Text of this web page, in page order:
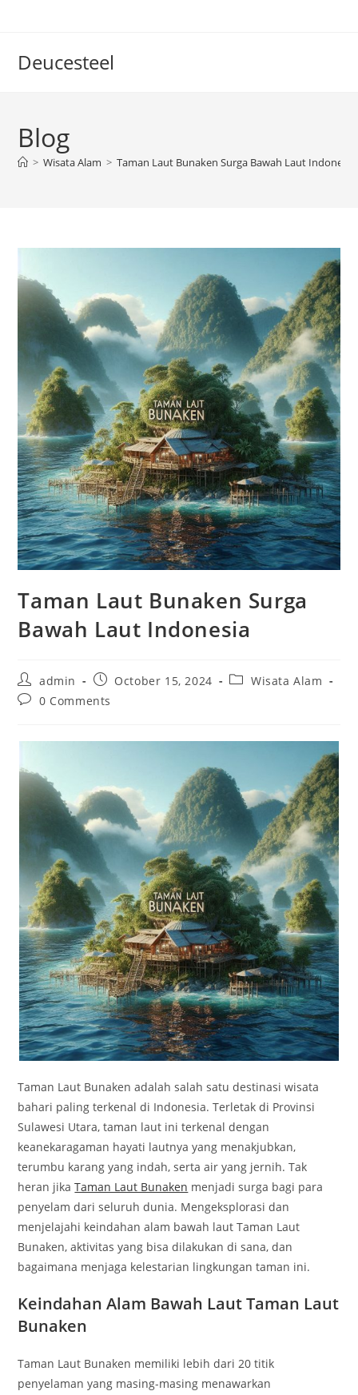
Deucesteel
Blog
> Wisata Alam > Taman Laut Bunaken Surga Bawah Laut Indonesia
Taman Laut Bunaken Surga
Bawah Laut Indonesia
Post
author:
admin
Post
published:
October 15, 2024
PostWisata Alam
Post0 Comments
Taman Laut Bunaken adalah salah satu destinasi wisata
bahari paling terkenal di Indonesia. Terletak di Provinsi
Sulawesi Utara, taman laut ini terkenal dengan
keanekaragaman hayati lautnya yang menakjubkan,
terumbu karang yang indah, serta air yang jernih. Tak
heran jikaTaman Laut Bunaken menjadi surga bagi para
penyelam dari seluruh dunia. Mengeksplorasi dan
menjelajahi keindahan alam bawah laut Taman Laut
Bunaken, aktivitas yang bisa dilakukan di sana, dan
bagaimana menjaga kelestarian lingkungan taman ini.
Keindahan Alam Bawah Laut Taman Laut
Bunaken
Taman Laut Bunaken memiliki lebih dari 20 titik
penyelaman yang masing-masing menawarkan